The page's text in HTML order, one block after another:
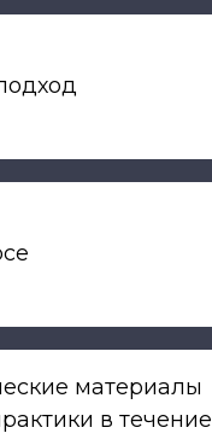
материалы
в течение